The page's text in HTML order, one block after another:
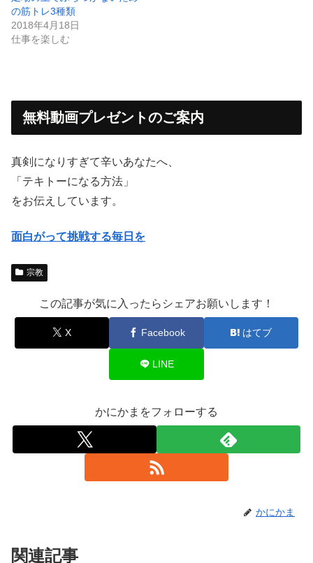
の筋トレ3種類
2018年4月18日
仕事を楽しむ
無料動画プレゼントのご案内
真剣になりすぎて辛いあなたへ、
「テキトーになる方法」
をお伝えしています。
面白がって挑戦する毎日を
宗教
この記事が気に入ったらシェアお願いします！
X Facebook はてブ
LINE
かにかまをフォローする
かにかま
関連記事